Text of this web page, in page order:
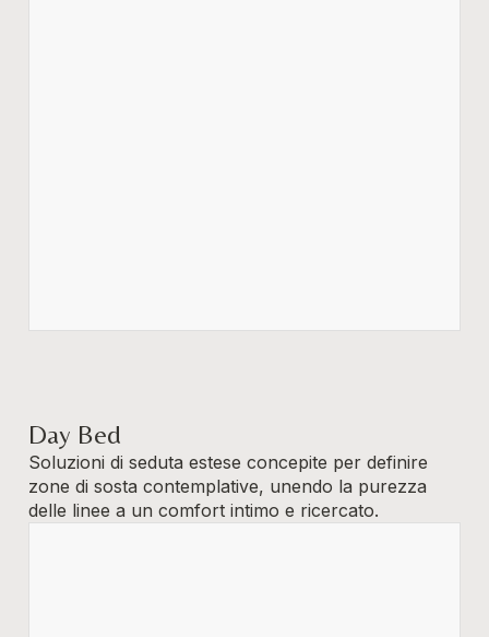
Day Bed
Soluzioni di seduta estese concepite per definire
zone di sosta contemplative, unendo la purezza
delle linee a un comfort intimo e ricercato.